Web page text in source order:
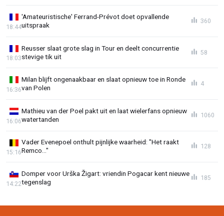
'Amateuristische' Ferrand-Prévot doet opvallende
uitspraak
18:44
360
Reusser slaat grote slag in Tour en deelt concurrentie
stevige tik uit
18:03
58
Milan blijft ongenaakbaar en slaat opnieuw toe in Ronde
van Polen
16:36
4
Mathieu van der Poel pakt uit en laat wielerfans opnieuw
watertanden
16:06
1060
Vader Evenepoel onthult pijnlijke waarheid: "Het raakt
Remco..."
15:16
128
Domper voor Urška Žigart: vriendin Pogacar kent nieuwe
tegenslag
14:22
185